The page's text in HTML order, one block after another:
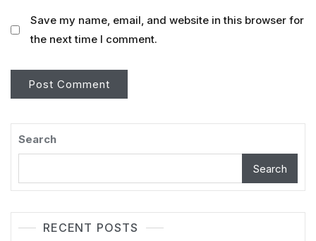
Save my name, email, and website in this browser for
the next time I comment.
Search
Search
RECENT POSTS